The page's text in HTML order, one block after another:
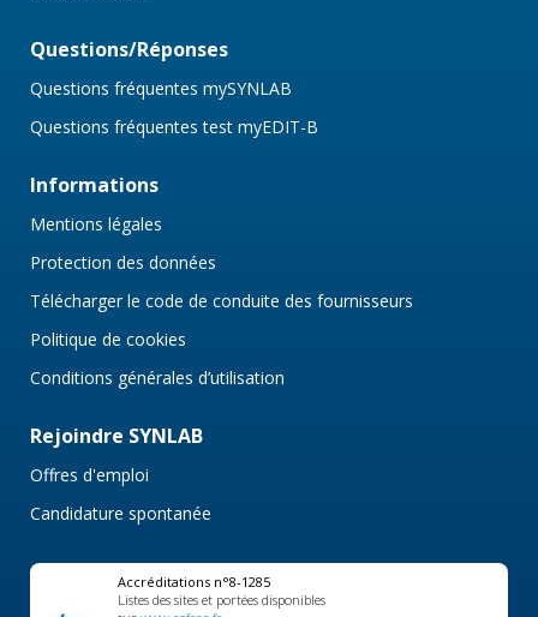
Questions/Réponses
Questions fréquentes mySYNLAB
Questions fréquentes test myEDIT-B
Informations
Mentions légales
Protection des données
Télécharger le code de conduite des fournisseurs
Politique de cookies
Conditions générales d’utilisation
Rejoindre SYNLAB
Offres d'emploi
Candidature spontanée
Accréditations n°8-1285
Listes des sites et portées disponibles